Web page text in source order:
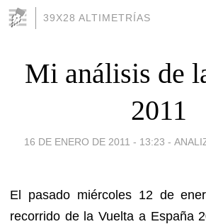
39X28 ALTIMETRÍAS
Mi análisis de
2011
16 DE ENERO DE 2011 - 13:23 -
El pasado miércoles 12 de
recorrido de la Vuelta a España